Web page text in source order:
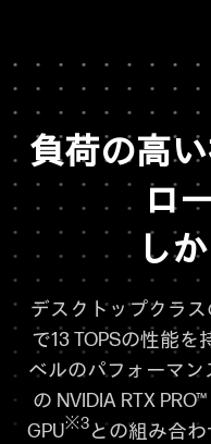
負荷の高
ロ
し
デスクトップクラス
で13 TOPSの性能を
ベルのパフォーマ
の NVIDIA RTX
GPU※3との組み合